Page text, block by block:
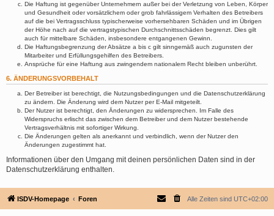
Die Haftung ist gegenüber Unternehmern außer bei der Verletzung von Leben, Körper
und Gesundheit oder vorsätzlichem oder grob fahrlässigem Verhalten des Betreibers
auf die bei Vertragsschluss typischerweise vorhersehbaren Schäden und im Übrigen
der Höhe nach auf die vertragstypischen Durchschnittsschäden begrenzt. Dies gilt
auch für mittelbare Schäden, insbesondere entgangenen Gewinn.
Die Haftungsbegrenzung der Absätze a bis c gilt sinngemäß auch zugunsten der
Mitarbeiter und Erfüllungsgehilfen des Betreibers.
Ansprüche für eine Haftung aus zwingendem nationalem Recht bleiben unberührt.
6. ÄNDERUNGSVORBEHALT
Der Betreiber ist berechtigt, die Nutzungsbedingungen und die Datenschutzerklärung
zu ändern. Die Änderung wird dem Nutzer per E-Mail mitgeteilt.
Der Nutzer ist berechtigt, den Änderungen zu widersprechen. Im Falle des
Widerspruchs erlischt das zwischen dem Betreiber und dem Nutzer bestehende
Vertragsverhältnis mit sofortiger Wirkung.
Die Änderungen gelten als anerkannt und verbindlich, wenn der Nutzer den
Änderungen zugestimmt hat.
Informationen über den Umgang mit deinen persönlichen Daten sind in der
Datenschutzerklärung enthalten.
ISDV-Homepage Foren Alle Zeiten sind UTC+02:00